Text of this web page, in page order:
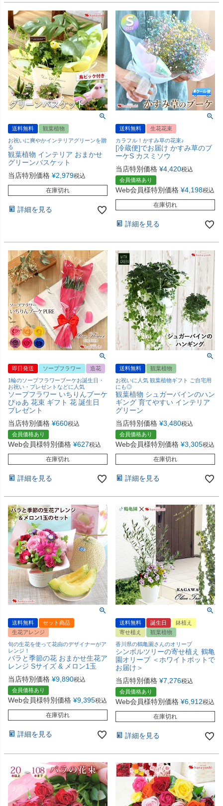
送料無料
観葉植物
お祝いに爽やかインテリアグリーンを贈
る
観葉植物 インテリア おまかせ
グリーンバスケット
当店特別価格 ¥2,979税込
在庫切れ
詳細を見る
送料無料
生花花束
カラフル！かすみ草の花束♪
[冷蔵便]でお届け かすみ草のブ
ーケS カスミソウ
当店特別価格 ¥4,420税込
会員価格あり
Web会員様特別価格 ¥4,198税込
在庫切れ
詳細を見る
即日発送 ソープフラワー
造花
1輪のソープフラワーブーケお誕生日・
お祝い・プレゼントなどに人気
ソープフラワー いちりんブーケ
ぴゅあ 花束 ギフト 花 誕生日
プレゼント
当店特別価格 ¥660税込
会員価格あり
Web会員様特別価格 ¥627税込
在庫切れ
詳細を見る
送料無料
観葉植物
お祝いに人気 観葉植物ギフト ご自宅用
にも◎
観葉植物 シュガーバインのハン
ギング 育てやすい インテリア
グリーン
当店特別価格 ¥3,480税込
会員価格あり
Web会員様特別価格 ¥3,305税込
在庫切れ
詳細を見る
送料無料
セット商品
生花アレンジ
旬の生花を使って花由のデザイナーがア
レンジ！
バラと季節の花 おまかせ生花ア
レンジ Sサイズ & メロン1玉
当店特別価格 ¥9,890税込
会員価格あり
Web会員様特別価格 ¥9,395税込
在庫切れ
詳細を見る
送料無料 誕生日
鉢植え
寄せ植え
観葉植物
香川県の鶴亀園さんのオリーブ
シンボルツリーの寄せ植え 鶴亀
園オリーブ ＜ホワイトポットで
お届け＞
当店特別価格 ¥7,276税込
会員価格あり
Web会員様特別価格 ¥6,912税込
在庫切れ
詳細を見る